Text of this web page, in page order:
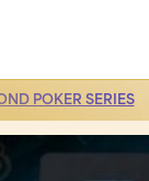
POKER SERIES